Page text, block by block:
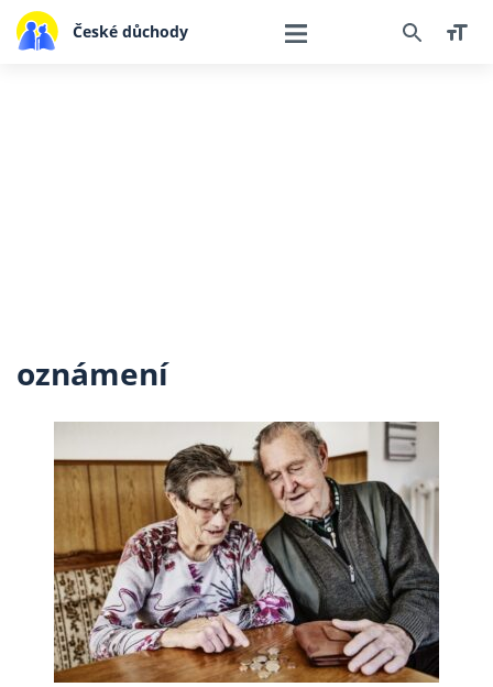
České důchody
oznámení